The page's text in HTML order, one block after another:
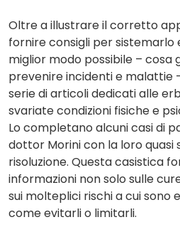
Oltre a illustrare il corretto
fornire consigli per
miglior modo possibile – cosa
prevenire incidenti e malattie
serie di articoli dedicati alle
svariate condizioni fisiche e
Lo completano alcuni casi di
dottor Morini con la loro
risoluzione. Questa casistica
informazioni non solo sulle
sui molteplici rischi a cui sono
come evitarli o limitarli.